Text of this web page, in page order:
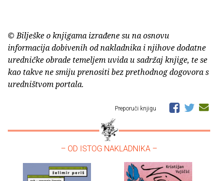
© Bilješke o knjigama izrađene su na osnovu
informacija dobivenih od nakladnika i njihove dodatne
uredničke obrade temeljem uvida u sadržaj knjige, te se
kao takve ne smiju prenositi bez prethodnog dogovora s
uredništvom portala.
Preporuči knjigu
– OD ISTOG NAKLADNIKA –